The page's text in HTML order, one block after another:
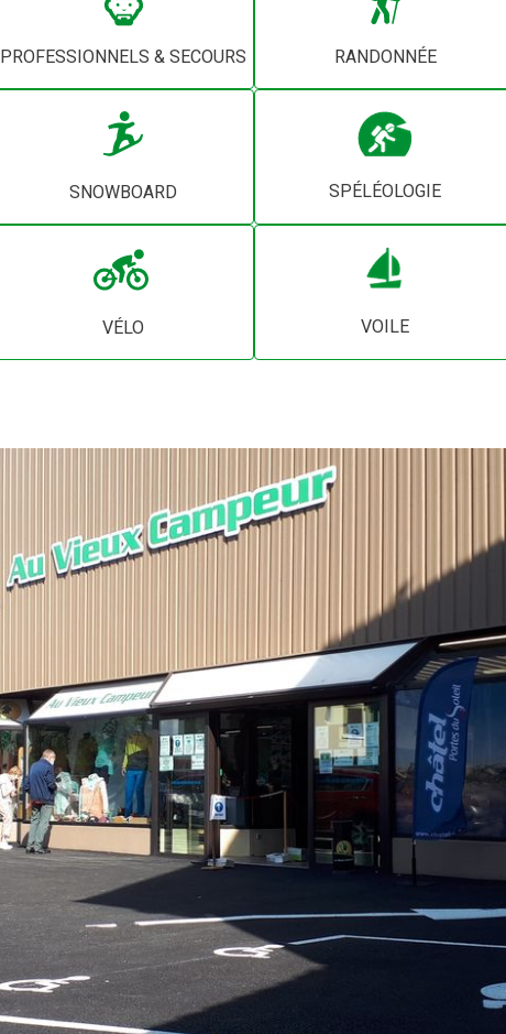
PROFESSIONNELS & SECOURS RANDONNÉE
SNOWBOARD SPÉLÉOLOGIE
VÉLO VOILE